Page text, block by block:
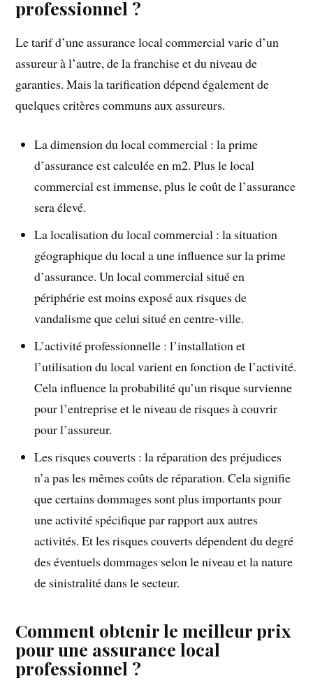
professionnel ?
Le tarif d’une assurance local commercial varie d’un
assureur à l’autre, de la franchise et du niveau de
garanties. Mais la tarification dépend également de
quelques critères communs aux assureurs.
La dimension du local commercial : la prime
d’assurance est calculée en m2. Plus le local
commercial est immense, plus le coût de l’assurance
sera élevé.
La localisation du local commercial : la situation
géographique du local a une influence sur la prime
d’assurance. Un local commercial situé en
périphérie est moins exposé aux risques de
vandalisme que celui situé en centre-ville.
L’activité professionnelle : l’installation et
l’utilisation du local varient en fonction de l’activité.
Cela influence la probabilité qu’un risque survienne
pour l’entreprise et le niveau de risques à couvrir
pour l’assureur.
Les risques couverts : la réparation des préjudices
n’a pas les mêmes coûts de réparation. Cela signifie
que certains dommages sont plus importants pour
une activité spécifique par rapport aux autres
activités. Et les risques couverts dépendent du degré
des éventuels dommages selon le niveau et la nature
de sinistralité dans le secteur.
Comment obtenir le meilleur prix
pour une assurance local
professionnel ?